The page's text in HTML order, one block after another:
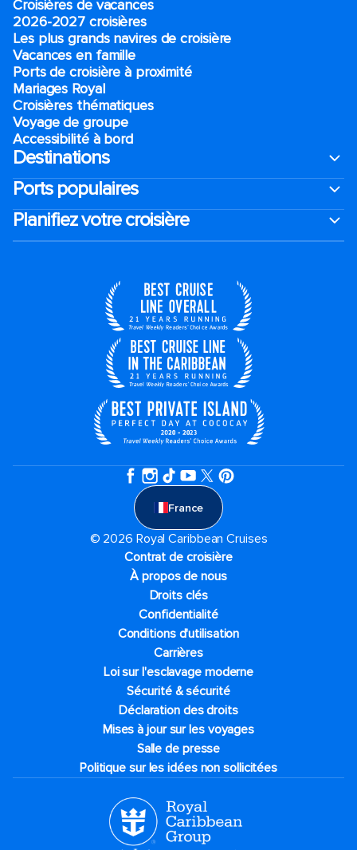
Croisières de vacances
2026-2027 croisières
Les plus grands navires de croisière
Vacances en famille
Ports de croisière à proximité
Mariages Royal
Croisières thématiques
Voyage de groupe​
Accessibilité à bord​
Destinations
Ports populaires
Planifiez votre croisière
France
© 2026 Royal Caribbean Cruises
Contrat de croisière
À propos de nous
Droits clés
Confidentialité
Conditions d'utilisation
Carrières
Loi sur l'esclavage moderne
Sécurité & sécurité
Déclaration des droits
Mises à jour sur les voyages
Salle de presse
Politique sur les idées non sollicitées